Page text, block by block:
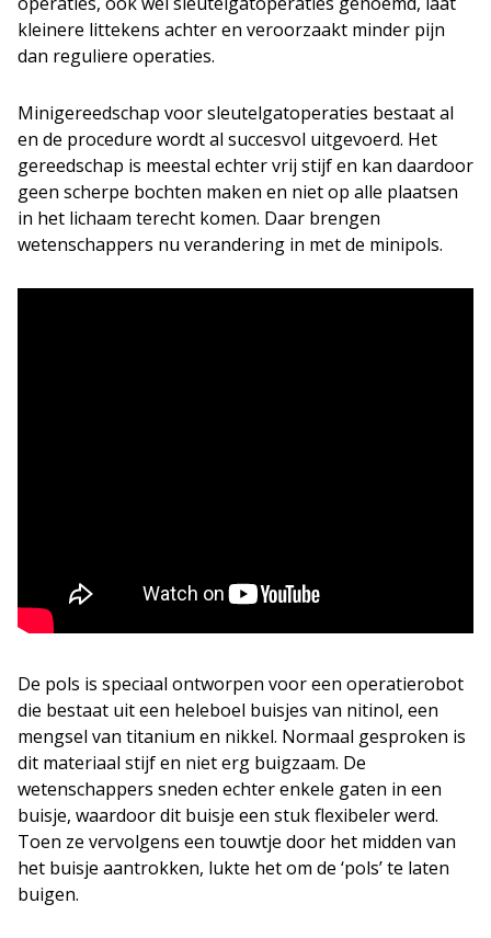
kleinere littekens achter en veroorzaakt minder pijn
dan reguliere operaties.
Minigereedschap voor sleutelgatoperaties bestaat al
en de procedure wordt al succesvol uitgevoerd. Het
gereedschap is meestal echter vrij stijf en kan daardoor
geen scherpe bochten maken en niet op alle plaatsen
in het lichaam terecht komen. Daar brengen
wetenschappers nu verandering in met de minipols.
De pols is speciaal ontworpen voor een operatierobot
die bestaat uit een heleboel buisjes van nitinol, een
mengsel van titanium en nikkel. Normaal gesproken is
dit materiaal stijf en niet erg buigzaam. De
wetenschappers sneden echter enkele gaten in een
buisje, waardoor dit buisje een stuk flexibeler werd.
Toen ze vervolgens een touwtje door het midden van
het buisje aantrokken, lukte het om de ‘pols’ te laten
buigen.